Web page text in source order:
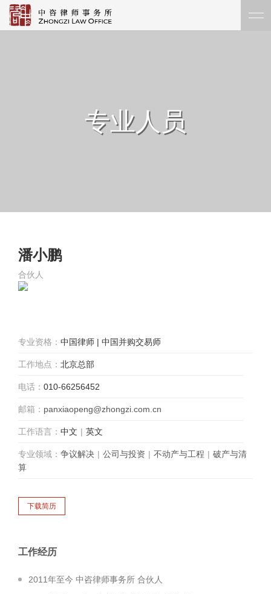
专业人员
潘小鹏
合伙人
专业资格： 中国律师 | 中国并购交易师
工作地点： 北京总部
电话： 010-66256452
邮箱： panxiaopeng@zhongzi.com.cn
工作语言： 中文 | 英文
专业领域： 争议解决 | 公司与投资 | 不动产与工程 | 破产与清
算
工作经历
2011年至今 中咨律师事务所 合伙人